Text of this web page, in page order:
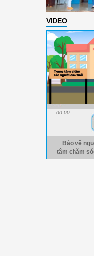
VIDEO
00:00
Bảo vệ
tâm chăm